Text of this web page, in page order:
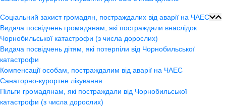
Соціальний захист громадян, постраждалих від аварії на ЧАЕС
Видача посвідчень громадянам, які постраждали внаслідок
Чорнобильської катастрофи (з числа дорослих)
Видача посвідчень дітям, які потерпіли від Чорнобильської
катастрофи
Компенсації особам, постраждалим від аварії на ЧАЕС
Санаторно-курортне лікування
Пільги громадянам, які постраждали від Чорнобильської
катастрофи (з числа дорослих)